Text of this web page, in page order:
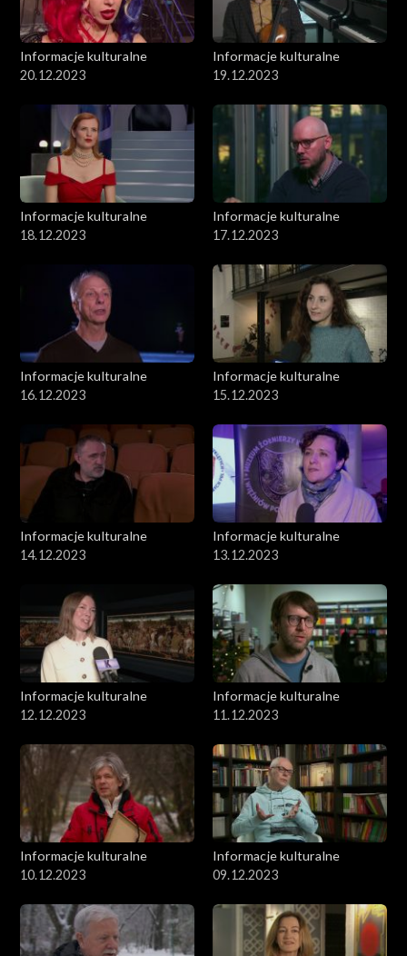
Informacje kulturalne
20.12.2023
Informacje kulturalne
19.12.2023
Informacje kulturalne
18.12.2023
Informacje kulturalne
17.12.2023
Informacje kulturalne
16.12.2023
Informacje kulturalne
15.12.2023
Informacje kulturalne
14.12.2023
Informacje kulturalne
13.12.2023
Informacje kulturalne
12.12.2023
Informacje kulturalne
11.12.2023
Informacje kulturalne
10.12.2023
Informacje kulturalne
09.12.2023